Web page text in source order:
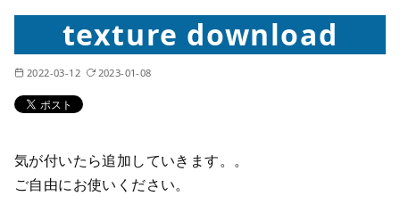
texture download
2022-03-12 2023-01-08
気が付いたら追加していきます。。
ご自由にお使いください。